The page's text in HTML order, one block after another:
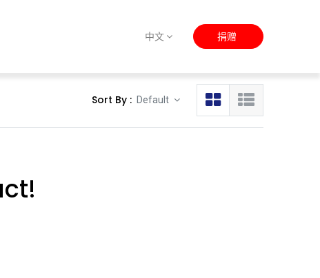
中文 捐赠
Sort By : Default